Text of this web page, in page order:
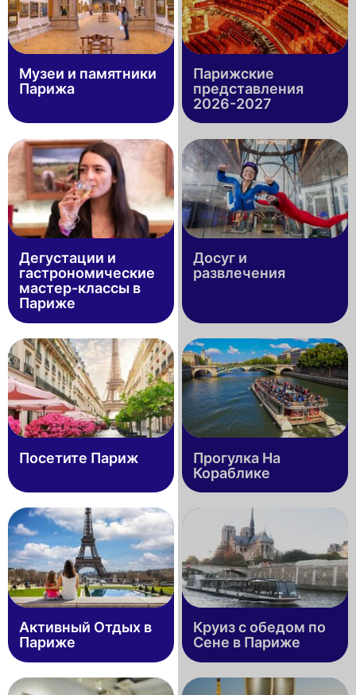
Музеи и памятники
Парижа
Парижские
представления
2026-2027
Дегустации и
гастрономические
мастер-классы в
Париже
Досуг и
развлечения
Посетите Париж
Прогулка На
Кораблике
Активный Отдых в
Париже
Круиз c обедом по
Сене в Париже